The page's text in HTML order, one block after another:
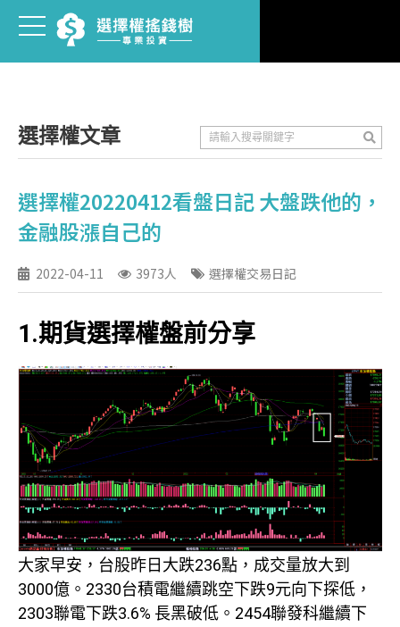
選擇權文章
選擇權20220412看盤日記 大盤跌他的，
金融股漲自己的
2022-04-11 3973人 選擇權交易日記
1.期貨選擇權盤前分享
大家早安，台股昨日大跌236點，成交量放大到
3000億。2330台積電繼續跳空下跌9元向下探低，
2303聯電下跌3.6% 長黑破低。2454聯發科繼續下